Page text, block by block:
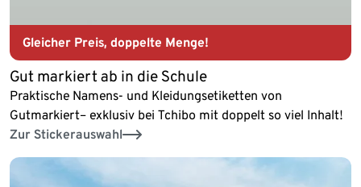
Gleicher Preis, doppelte Menge!
Gut markiert ab in die Schule
Praktische Namens- und Kleidungsetiketten von
Gutmarkiert– exklusiv bei Tchibo mit doppelt so viel Inhalt!
Zur Stickerauswahl